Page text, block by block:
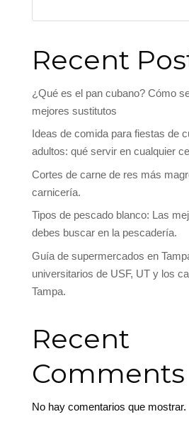
Recent
¿Qué es el pan cubano? Cómo
mejores sustitutos
Ideas de comida para fiestas de
adultos: qué servir en cualquier
Cortes de carne de res más
carnicería.
Tipos de pescado blanco: Las
debes buscar en la pescadería.
Guía de supermercados en
universitarios de USF, UT y los
Tampa.
Recent
Comments
No hay comentarios que mostrar.